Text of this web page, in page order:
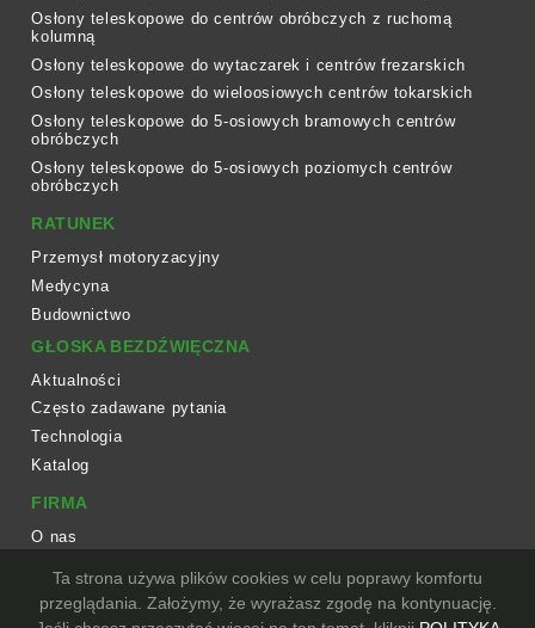
Osłony teleskopowe do centrów obróbczych z ruchomą
kolumną
Osłony teleskopowe do wytaczarek i centrów frezarskich
Osłony teleskopowe do wieloosiowych centrów tokarskich
Osłony teleskopowe do 5-osiowych bramowych centrów
obróbczych
Osłony teleskopowe do 5-osiowych poziomych centrów
obróbczych
RATUNEK
Przemysł motoryzacyjny
Medycyna
Budownictwo
GŁOSKA BEZDŹWIĘCZNA
Aktualności
Często zadawane pytania
Technologia
Katalog
FIRMA
O nas
Ta strona używa plików cookies w celu poprawy komfortu
przeglądania. Założymy, że wyrażasz zgodę na kontynuację.